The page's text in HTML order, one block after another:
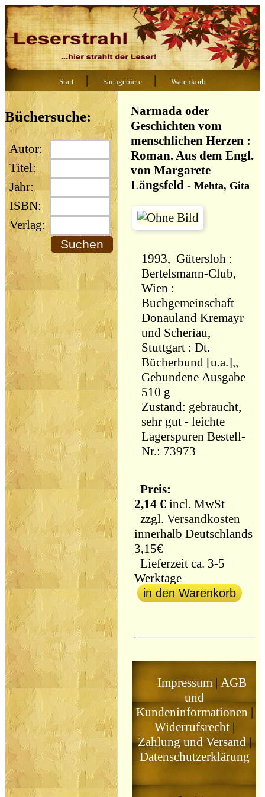
Start | Sachgebiete | Warenkorb
Büchersuche:
Autor:
Titel:
Jahr:
ISBN:
Verlag:
Narmada oder
Geschichten vom
menschlichen Herzen :
Roman. Aus dem Engl.
von Margarete
Längsfeld -Mehta, Gita
1993, Gütersloh :
Bertelsmann-Club,
Wien :
Buchgemeinschaft
Donauland Kremayr
und Scheriau,
Stuttgart : Dt.
Bücherbund [u.a.],,
Gebundene Ausgabe
510 g
Zustand: gebraucht,
sehr gut - leichte
Lagerspuren Bestell-
Nr.: 73973
Preis:
2,14 € incl. MwSt
zzgl.Versandkosten
innerhalb Deutschlands
3,15€
Lieferzeit ca. 3-5
Werktage
in den Warenkorb
Impressum| AGB
und
Kundeninformationen |
Widerrufsrecht|
Zahlung und Versand|
Datenschutzerklärung